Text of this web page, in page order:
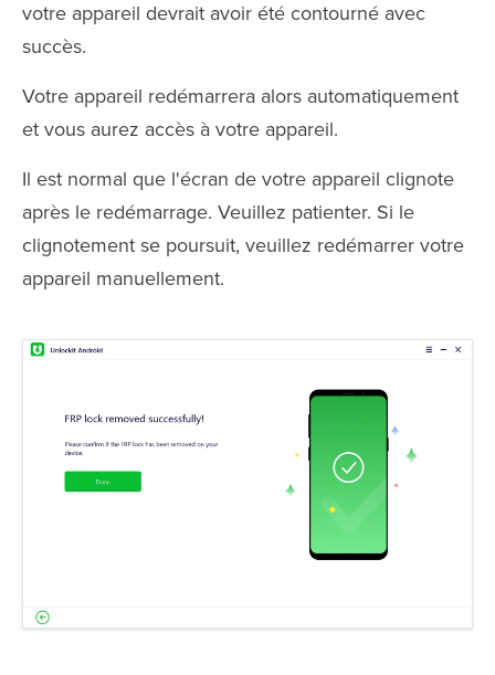
votre appareil devrait avoir été contourné avec
succès.
Votre appareil redémarrera alors automatiquement
et vous aurez accès à votre appareil.
Il est normal que l'écran de votre appareil clignote
après le redémarrage. Veuillez patienter. Si le
clignotement se poursuit, veuillez redémarrer votre
appareil manuellement.